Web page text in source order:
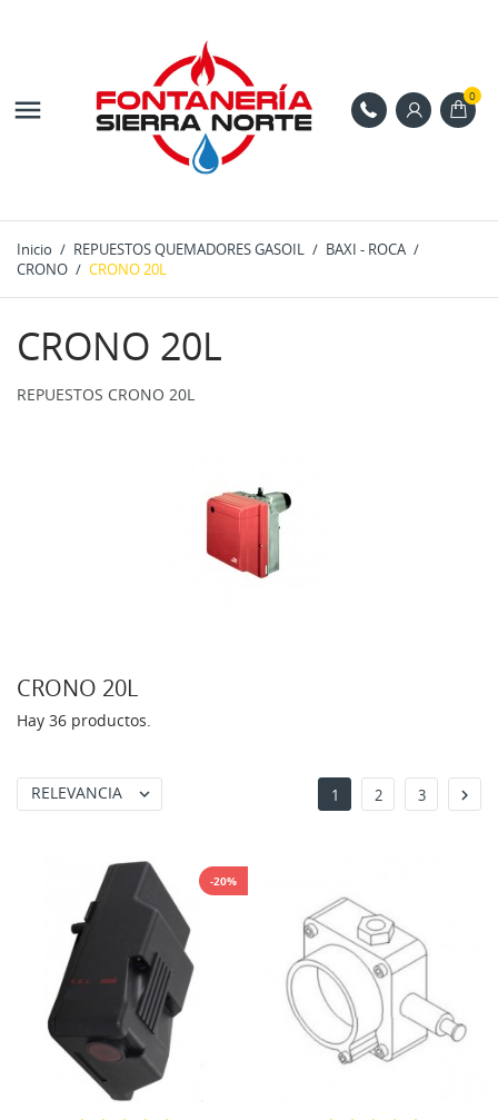
 0
Inicio REPUESTOS QUEMADORES GASOIL
BAXI - ROCA
CRONO
CRONO 20L
CRONO 20L
REPUESTOS CRONO 20L
CRONO 20L
Hay 36 productos.
RELEVANCIA  1 2 3 
-20%